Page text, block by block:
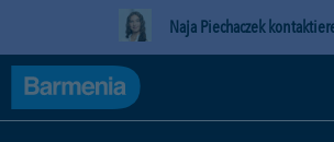
Naja Piechaczek